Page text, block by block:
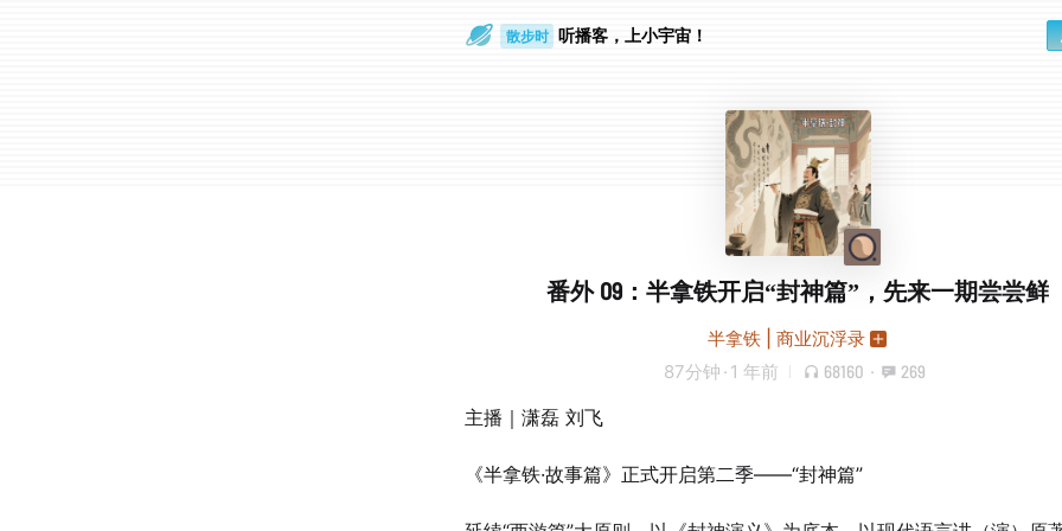
通勤路上 听播客，上小宇宙！
番外 09：半拿铁开启“封神篇”，先来一期尝尝鲜
半拿铁 | 商业沉浮录
87分钟 · 1 年前 68160 · 269
主播｜潇磊 刘飞
《半拿铁·故事篇》正式开启第二季——“封神篇”